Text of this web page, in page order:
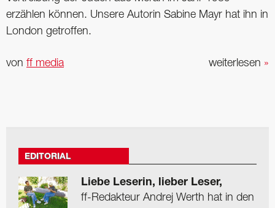
erzählen können. Unsere Autorin Sabine Mayr hat ihn in
London getroffen.
weiterlesen »
von ff media
EDITORIAL
Liebe Leserin, lieber Leser,
ff-Redakteur Andrej Werth hat in den